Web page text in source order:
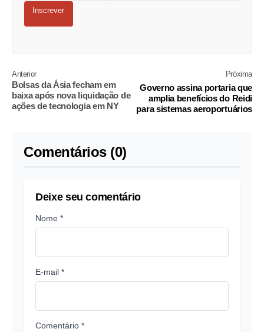
Inscrever
Anterior
Bolsas da Ásia fecham em
baixa após nova liquidação de
ações de tecnologia em NY
Próxima
Governo assina portaria que
amplia benefícios do Reidi
para sistemas aeroportuários
Comentários (0)
Deixe seu comentário
Nome *
E-mail *
Comentário *